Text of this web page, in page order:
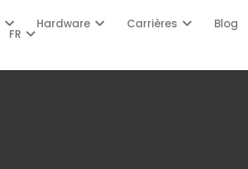
Hardware Carrières Blog
FR